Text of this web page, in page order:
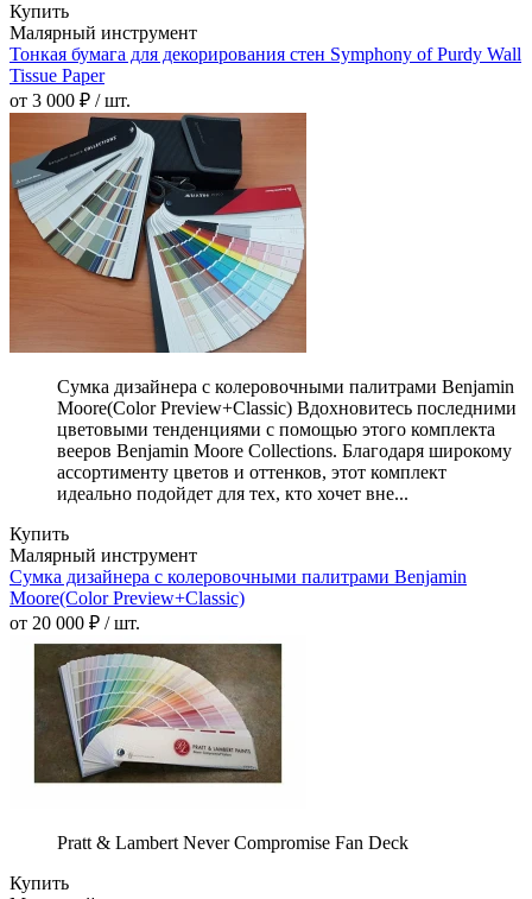
Купить
Малярный инструмент
Тонкая бумага для декорирования стен Symphony of Purdy Wall
Tissue Paper
от 3 000 ₽ / шт.
Сумка дизайнера с колеровочными палитрами Benjamin
Moore(Color Preview+Classic) Вдохновитесь последними
цветовыми тенденциями с помощью этого комплекта
вееров Benjamin Moore Collections. Благодаря широкому
ассортименту цветов и оттенков, этот комплект
идеально подойдет для тех, кто хочет вне...
Купить
Малярный инструмент
Сумка дизайнера с колеровочными палитрами Benjamin
Moore(Color Preview+Classic)
от 20 000 ₽ / шт.
Pratt & Lambert Never Compromise Fan Deck
Купить